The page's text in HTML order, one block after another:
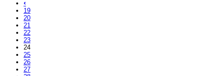
‹
19
20
21
22
23
24
25
26
27